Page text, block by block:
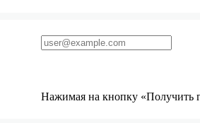
Нажимая на кнопку «Получить